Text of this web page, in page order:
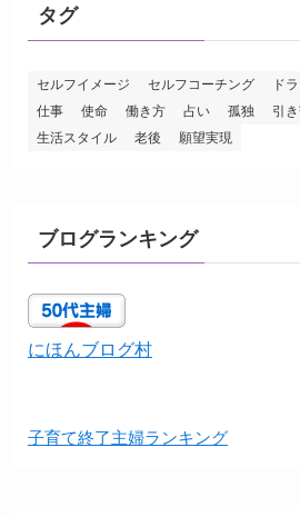
タグ
セルフイメージ セルフコーチング ド
仕事
使命 働き方 占い 孤独 引
生活スタイル
老後 願望実現
ブログランキング
にほんブログ村
子育て終了主婦ランキング